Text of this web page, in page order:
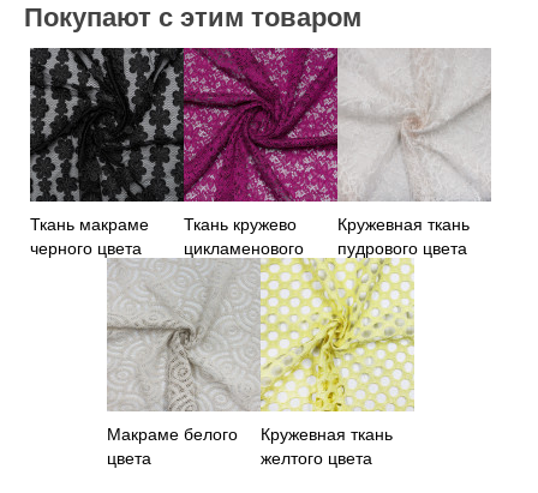
Покупают с этим товаром
Ткань макраме
черного цвета
Ткань кружево
цикламенового
цвета
Кружевная ткань
пудрового цвета
Макраме белого
цвета
Кружевная ткань
желтого цвета